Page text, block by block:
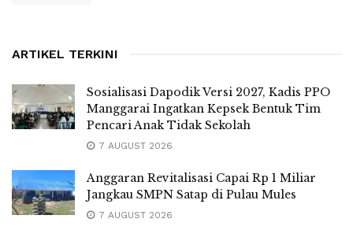
ARTIKEL TERKINI
Sosialisasi Dapodik Versi 2027, Kadis PPO
Manggarai Ingatkan Kepsek Bentuk Tim
Pencari Anak Tidak Sekolah
7 AUGUST 2026
Anggaran Revitalisasi Capai Rp 1 Miliar
Jangkau SMPN Satap di Pulau Mules
7 AUGUST 2026